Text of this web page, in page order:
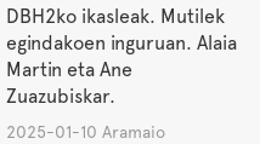
DBH2ko ikasleak. Mutilek
egindakoen inguruan. Alaia
Martin eta Ane
Zuazubiskar.
2025-01-10 Aramaio